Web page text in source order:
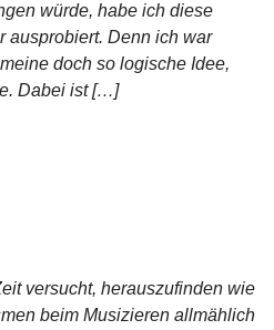
würde, habe ich diese
ausprobiert. Denn ich war
doch so logische Idee,
Dabei ist […]
versucht, herauszufinden wie
beim Musizieren allmählich